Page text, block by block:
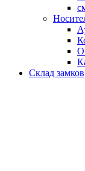
Склад замков